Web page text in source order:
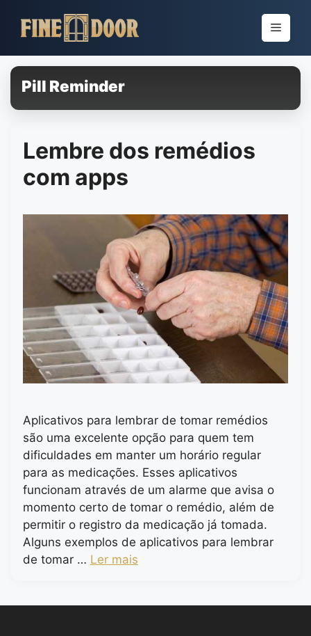
para
conteúdo
Menu
Pill Reminder
Lembre dos remédios
com apps
Aplicativos para lembrar de tomar remédios
são uma excelente opção para quem tem
dificuldades em manter um horário regular
para as medicações. Esses aplicativos
funcionam através de um alarme que avisa o
momento certo de tomar o remédio, além de
permitir o registro da medicação já tomada.
Alguns exemplos de aplicativos para lembrar
de tomar … Ler mais